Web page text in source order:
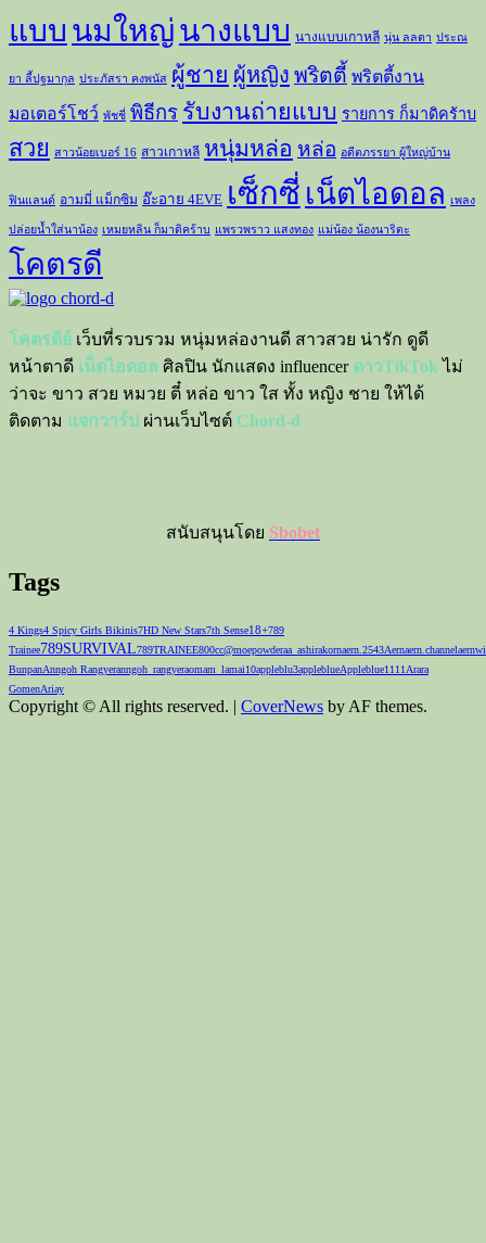
แบบ นมใหญ่นางแบบ นางแบบเกาหลี นุ่น ลลดา ประณ
ยา ลี้ปฐมากุล ประภัสรา คงพนัส ผู้ชาย ผู้หญิง พริตตี้ พริตตี้งาน
มอเตอร์โชว์ พัชชี่ พิธีกร รับงานถ่ายแบบ รายการ ก็มาดิคร้าบ
สวย สาวน้อยเบอร์ 16 สาวเกาหลี หนุ่มหล่อ หล่อ อดีตภรรยา ผู้ใหญ่บ้าน
ฟินแลนด์ อามมี่ แม็กซิม อ๊ะอาย 4EVE เซ็กซี่ เน็ตไอดอล เพลง
ปล่อยน้ำใส่นาน้อง เหมยหลิน ก็มาดิคร้าบ แพรวพราว แสงทอง แม่น้อง น้องนาริตะ
โคตรดี
โคตรดีย์ เว็บที่รวบรวม หนุ่มหล่องานดี สาวสวย น่ารัก ดูดี
หน้าตาดี เน็ตไอดอล ศิลปิน นักแสดง influencer ดาวTikTok ไม่
ว่าจะ ขาว สวย หมวย ตี๋ หล่อ ขาว ใส ทั้ง หญิง ชาย ให้ได้
ติดตาม แจกวาร์ป ผ่านเว็บไซต์ Chord-d
สนับสนุนโดย Sbobet
Tags
4 Kings4 Spicy Girls Bikinis7HD New Stars7th Sense18+789
Trainee789SURVIVAL789TRAINEE800cc@moepowderaa_ashirakornaern.2543Aernaern.channel
BunpanAnngoh Rangyeranngoh_rangyeraomam_lamai10appleblu3appleblueAppleblue1111 Arara
GomenAriay
Copyright © All rights reserved. | CoverNews by AF themes.